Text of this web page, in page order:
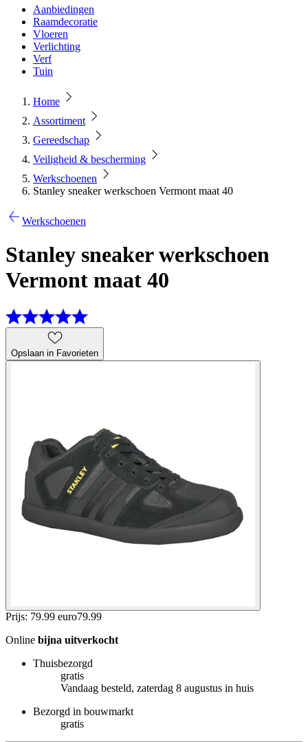
Aanbiedingen
Raamdecoratie
Vloeren
Verlichting
Verf
Tuin
Home
Assortiment
Gereedschap
Veiligheid & bescherming
Werkschoenen
Stanley sneaker werkschoen Vermont maat 40
Werkschoenen
Stanley sneaker werkschoen
Vermont maat 40
Opslaan in Favorieten
Prijs: 79.99 euro79.99
Online bijna uitverkocht
Thuisbezorgd
gratis
Vandaag besteld, zaterdag 8 augustus in huis
Bezorgd in bouwmarkt
gratis